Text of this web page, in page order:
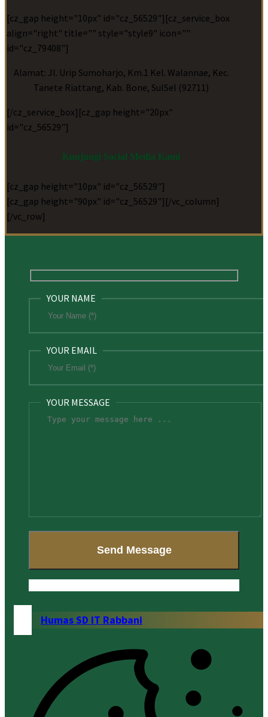
[cz_gap height="10px" id="cz_56529"][cz_service_box
align="right" title="" style="style9" icon=""
id="cz_79408"]
Alamat: Jl. Urip Sumoharjo, Km.1 Kel. Walannae, Kec.
Tanete Riattang, Kab. Bone, SulSel (92711)
[/cz_service_box][cz_gap height="20px"
id="cz_56529"]
Kunjungi Social Media Kami
[cz_gap height="10px" id="cz_56529"]
[cz_gap height="90px" id="cz_56529"][/vc_column]
[/vc_row]
YOUR NAME
YOUR EMAIL
YOUR MESSAGE
Humas SD IT Rabbani